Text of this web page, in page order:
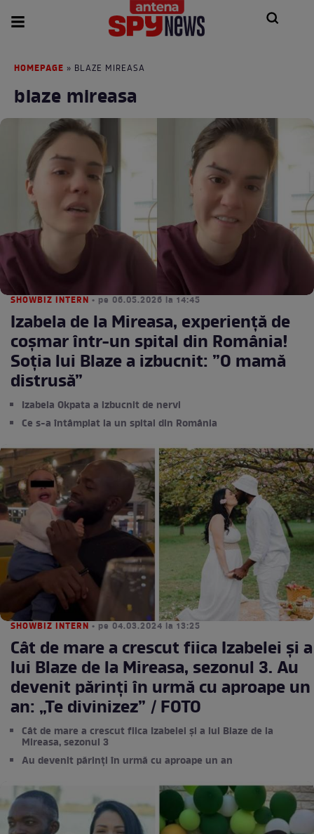
HOMEPAGE » BLAZE MIREASA
blaze mireasa
SHOWBIZ INTERN • pe 06.05.2026 la 14:45
Izabela de la Mireasa, experiență de
coșmar într-un spital din România!
Soția lui Blaze a izbucnit: ”O mamă
distrusă”
Izabela Okpata a izbucnit de nervi
Ce s-a întâmplat la un spital din România
SHOWBIZ INTERN • pe 04.03.2024 la 13:25
Cât de mare a crescut fiica Izabelei și a
lui Blaze de la Mireasa, sezonul 3. Au
devenit părinți în urmă cu aproape un
an: „Te divinizez” / FOTO
Cât de mare a crescut fiica Izabelei și a lui Blaze de la
Mireasa, sezonul 3
Au devenit părinți în urmă cu aproape un an